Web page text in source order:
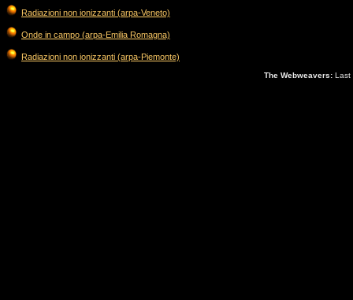
Radiazioni non ionizzanti (arpa-Veneto)
Onde in campo (arpa-Emilia Romagna)
Radiazioni non ionizzanti (arpa-Piemonte)
The Webweavers:Last